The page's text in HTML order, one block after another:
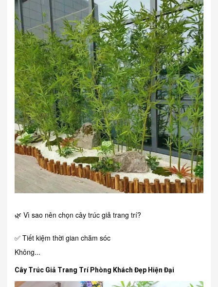
🌿 Vì sao nên chọn cây trúc giả trang trí?
✅ Tiết kiệm thời gian chăm sóc
Không...
Cây Trúc Giả Trang Trí Phòng Khách Đẹp Hiện Đại